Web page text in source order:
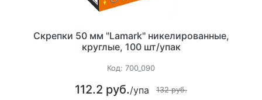
Скрепки 50 мм "Lamark" никелированные,
круглые, 100 шт/упак
Код: 700_090
112.2 руб./упа 132 руб.